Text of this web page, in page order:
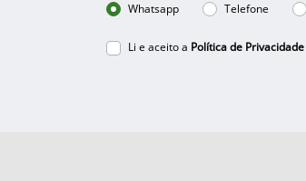
Whatsapp Telefone
Li e aceito a Política de Privacidade